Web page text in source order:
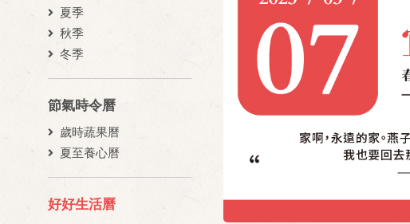
夏季
秋季
冬季
節氣時令曆
歲時蔬果曆
夏至養心曆
好好生活曆